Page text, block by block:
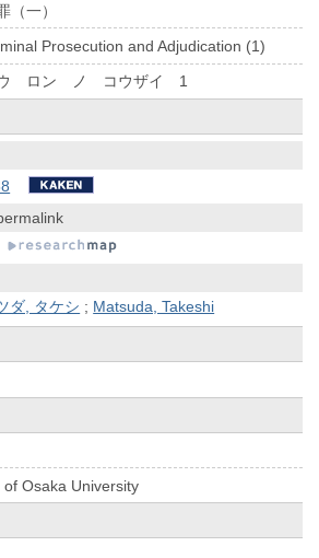
（一）
Prosecution and Adjudication (1)
ウ ロン ノ コウザイ 1
ダ, タケシ ; Matsuda, Takeshi
Osaka University